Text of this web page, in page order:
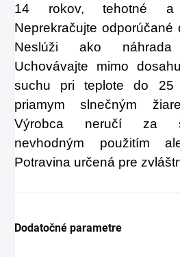
14 rokov, tehotné a
Neprekračujte odporúčané
Neslúži ako
Uchovávajte mimo
suchu pri teplote do 25
priamym slnečným
Výrobca neručí za
nevhodným použitím
Potravina určená pre
Dodatočné parametre